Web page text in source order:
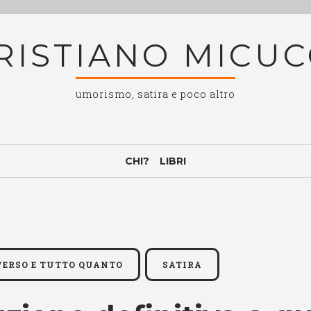
umorismo, satira e poco altro
CHI? LIBRI
E TUTTO QUANTO SATIRA